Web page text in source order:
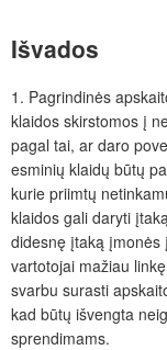
Išvados
1. Pagrindinės
klaidos skirstomos į
pagal tai, ar daro
esminių klaidų būtų
kurie priimtų
klaidos gali daryti
didesnę įtaką įmonės
vartotojai mažiau
svarbu surasti
kad būtų išvengta
sprendimams.